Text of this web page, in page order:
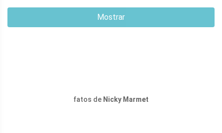
Mostrar
fatos de Nicky Marmet